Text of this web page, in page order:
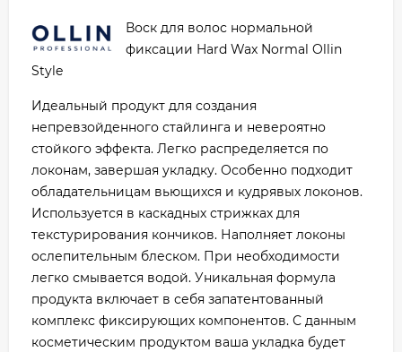
Воск для волос нормальной
фиксации Hard Wax Normal Ollin
Style
Идеальный продукт для создания
непревзойденного стайлинга и невероятно
стойкого эффекта. Легко распределяется по
локонам, завершая укладку. Особенно подходит
обладательницам вьющихся и кудрявых локонов.
Используется в каскадных стрижках для
текстурирования кончиков. Наполняет локоны
ослепительным блеском. При необходимости
легко смывается водой. Уникальная формула
продукта включает в себя запатентованный
комплекс фиксирующих компонентов. С данным
косметическим продуктом ваша укладка будет